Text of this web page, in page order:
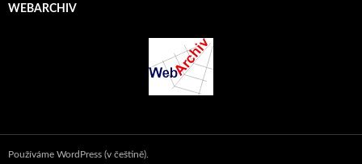
WEBARCHIV
Používáme WordPress (v češtině).